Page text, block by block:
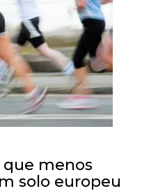
que menos
solo europeu